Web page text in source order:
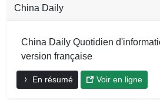
China Daily
China Daily Quotidien
version française
En résumé Voir en ligne